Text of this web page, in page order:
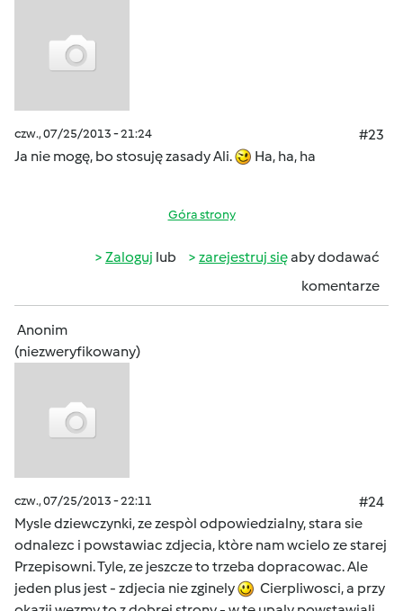
czw., 07/25/2013 - 21:24
#23
Ja nie mogę, bo stosuję zasady Ali.
Ha, ha, ha
Góra strony
Zaloguj lub zarejestruj sięaby dodawać
komentarze
Anonim
(niezweryfikowany)
czw., 07/25/2013 - 22:11
#24
Mysle dziewczynki, ze zespòl odpowiedzialny, stara sie
odnalezc i powstawiac zdjecia, ktòre nam wcielo ze starej
Przepisowni. Tyle, ze jeszcze to trzeba dopracowac. Ale
jeden plus jest - zdjecia nie zginely
Cierpliwosci, a przy